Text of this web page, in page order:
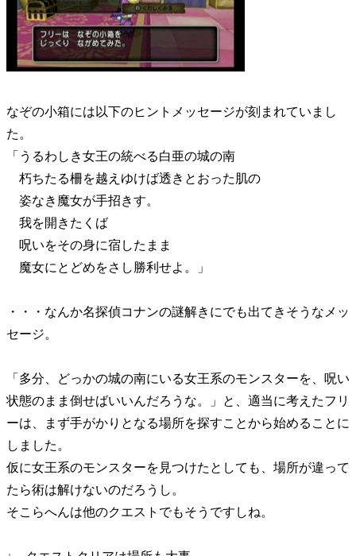
なぞの小箱には以下のヒントメッセージが刻まれていまし
た。
「うるわしき女王の統べる白亜の城の南
朽ちたる柵を越えゆけば透きとおった肌の
姿なき魔女が手招きす。
我を開きたくば
呪いをその身に宿したまま
魔女にとどめをさし勝利せよ。」
・・・なんか名探偵コナンの謎解きにでも出てきそうなメッ
セージ。
「多分、どっかの城の南にいる女王系のモンスターを、呪い
状態のまま倒せばいいんだろうな。」と、適当に考えたフリ
ーは、まず手がかりとなる場所を探すことから始めることに
しました。
仮に女王系のモンスターを見つけたとしても、場所が違って
たら術は解けないのだろうし。
そこらへんは他のクエストでもそうですしね。